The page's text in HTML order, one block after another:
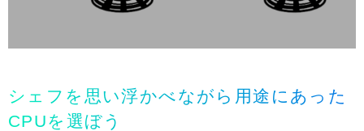
シェフを思い浮かべながら用途にあった
CPUを選ぼう